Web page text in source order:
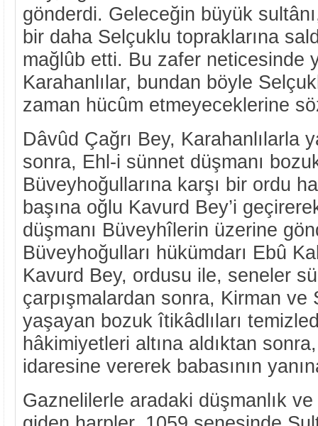
gönderdi. Geleceğin büyük
bir daha Selçuklu topraklarına
mağlûb etti. Bu zafer neticesinde
Karahanlılar, bundan böyle
zaman hücûm etmeyeceklerine
Dâvûd Çağrı Bey, Karahanlılarla
sonra, Ehl-i sünnet düşmanı
Büveyhoğullarına karşı bir ordu
başına oğlu Kavurd Bey’i
düşmanı Büveyhîlerin üzerine
Büveyhoğulları hükümdarı Ebû
Kavurd Bey, ordusu ile, seneler
çarpışmalardan sonra, Kirman ve
yaşayan bozuk îtikâdlıları
hâkimiyetleri altına aldıktan
idaresine vererek babasının
Gaznelilerle aradaki düşmanlık